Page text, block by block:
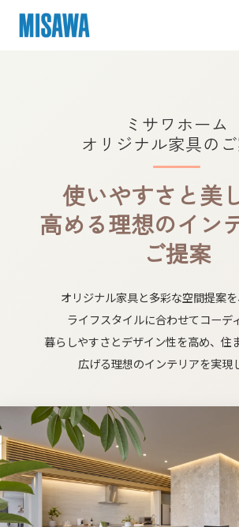
ミサワホーム
オリジナル家具の​
使いやすさと​美
高める​理想の​イン
ご提案
オリジナル家具と​多彩な​空間提案
ライフスタイルに​合わせて​コーデ
暮らしやすさと​デザ​イン性を​高め、​住
広げる​理想の​インテリアを​実現